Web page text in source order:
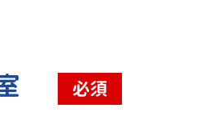
必須